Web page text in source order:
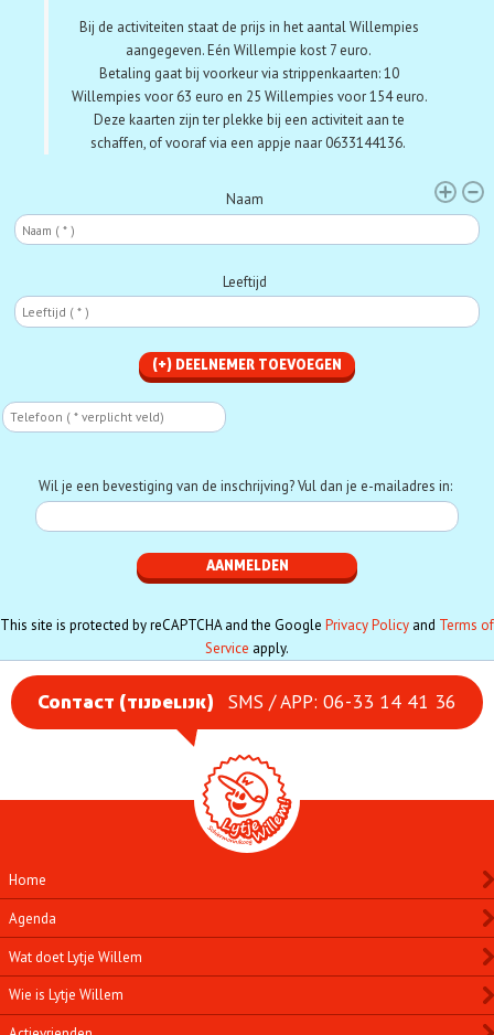
Bij de activiteiten staat de prijs in het aantal Willempies
aangegeven. Eén Willempie kost 7 euro.
Betaling gaat bij voorkeur via strippenkaarten:10
Willempies voor 63 euro en 25 Willempies voor 154 euro.
Deze kaarten zijn ter plekke bij een activiteit aan te
schaffen, of vooraf via een appje naar 0633144136.
Naam
Leeftijd
Phone
Wil je een bevestiging van de inschrijving? Vul dan je e-mailadres in:
This site is protected by reCAPTCHA and the Google Privacy Policy and Terms of
Service apply.
Contact (tijdelijk) SMS / APP: 06-33 14 41 36
Home
Agenda
Wat doet Lytje Willem
Wie is Lytje Willem